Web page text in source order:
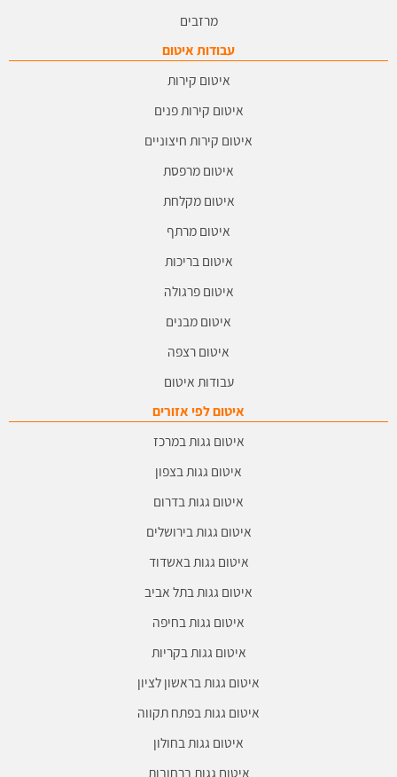
מרזבים
עבודות איטום
איטום קירות
איטום קירות פנים
איטום קירות חיצוניים
איטום מרפסת
איטום מקלחת
איטום מרתף
איטום בריכות
איטום פרגולה
איטום מבנים
איטום רצפה
עבודות איטום
איטום לפי אזורים
איטום גגות במרכז
איטום גגות בצפון
איטום גגות בדרום
איטום גגות בירושלים
איטום גגות באשדוד
איטום גגות בתל אביב
איטום גגות בחיפה
איטום גגות בקריות
איטום גגות בראשון לציון
איטום גגות בפתח תקווה
איטום גגות בחולון
איטום גגות ברחובות